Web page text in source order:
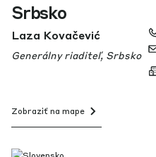
Srbsko
Laza Kovačević
Generálny riaditeľ, Srbsko
Zobraziť na mape